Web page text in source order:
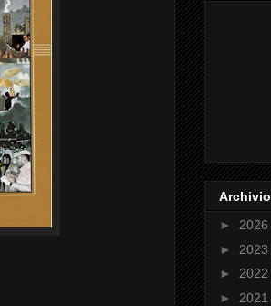
► 2026
► 2023
► 2022
► 2021